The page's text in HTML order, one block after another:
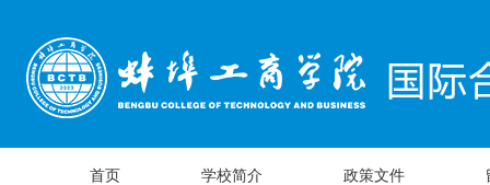
首页 学校简介 政策文件